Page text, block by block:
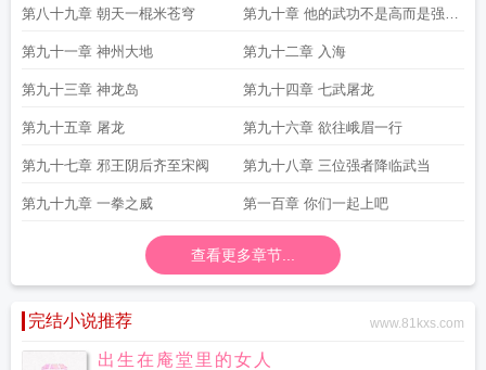
第八十九章 朝天一棍米苍穹 第九十章 他的武功不是高而是强强
到一种非人境地
第九十一章 神州大地 第九十二章 入海
第九十三章 神龙岛 第九十四章 七武屠龙
第九十五章 屠龙 第九十六章 欲往峨眉一行
第九十七章 邪王阴后齐至宋阀 第九十八章 三位强者降临武当
第九十九章 一拳之威 第一百章 你们一起上吧
查看更多章节...
完结小说推荐 www.81kxs.com
出生在庵堂里的女人